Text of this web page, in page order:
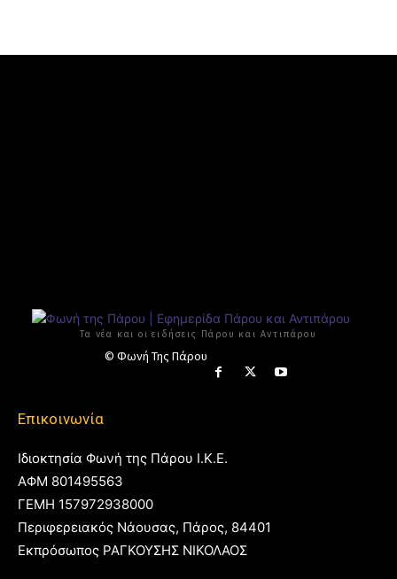
Τα νέα και οι ειδήσεις Πάρου και Αντιπάρου
© Φωνή Της Πάρου
Επικοινωνία
Ιδιοκτησία Φωνή της Πάρου Ι.Κ.Ε.
ΑΦΜ 801495563
ΓΕΜΗ 157972938000
Περιφερειακός Νάουσας, Πάρος, 84401
Εκπρόσωπος ΡΑΓΚΟΥΣΗΣ ΝΙΚΟΛΑΟΣ